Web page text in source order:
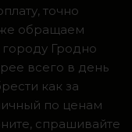
точно
же обращаем
Гродно
всего в день
как за
по ценам
спрашивайте